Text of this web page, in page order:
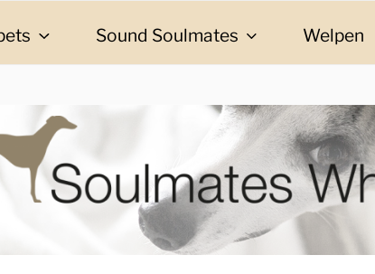
WHIPPETS
Leben! Bilder, Geschichten und Informationen
Sound Soulmates Welpen